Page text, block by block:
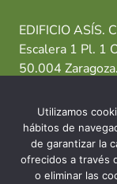
EDIFICIO ASÍS.
Escalera 1 Pl. 1
50.004 Zaragoza.
T: 976 484
Sede Zaragoza·
Utilizamos
hábitos de
de garantizar la
ofrecidos a través
o eliminar las